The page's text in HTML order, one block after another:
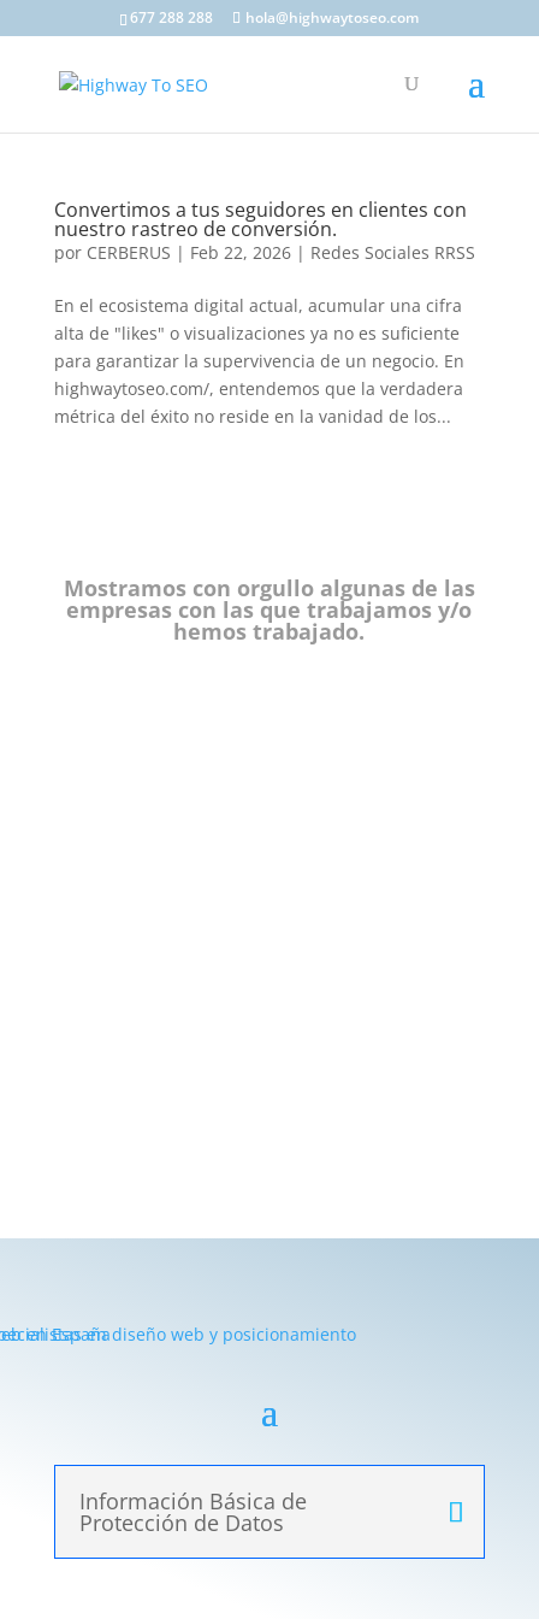
677 288 288 hola@highwaytoseo.com
Convertimos a tus seguidores en clientes con
nuestro rastreo de conversión.
por CERBERUS | Feb 22, 2026| Redes Sociales RRSS
En el ecosistema digital actual, acumular una cifra
alta de "likes" o visualizaciones ya no es suficiente
para garantizar la supervivencia de un negocio. En
highwaytoseo.com/, entendemos que la verdadera
métrica del éxito no reside en la vanidad de los...
Mostramos con orgullo algunas de las
empresas con las que trabajamos y/o
hemos trabajado.
Información Básica de
Protección de Datos